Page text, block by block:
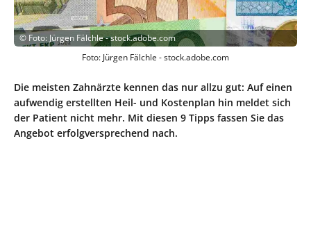
© Foto: Jürgen Fälchle - stock.adobe.com
Foto: Jürgen Fälchle - stock.adobe.com
Die meisten Zahnärzte kennen das nur allzu gut: Auf einen
aufwendig erstellten Heil- und Kostenplan hin meldet sich
der Patient nicht mehr. Mit diesen 9 Tipps fassen Sie das
Angebot erfolgversprechend nach.